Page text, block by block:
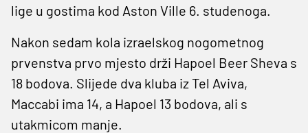
lige u gostima kod Aston Ville 6. studenoga.
Nakon sedam kola izraelskog nogometnog
prvenstva prvo mjesto drži Hapoel Beer Sheva s
18 bodova. Slijede dva kluba iz Tel Aviva,
Maccabi ima 14, a Hapoel 13 bodova, ali s
utakmicom manje.